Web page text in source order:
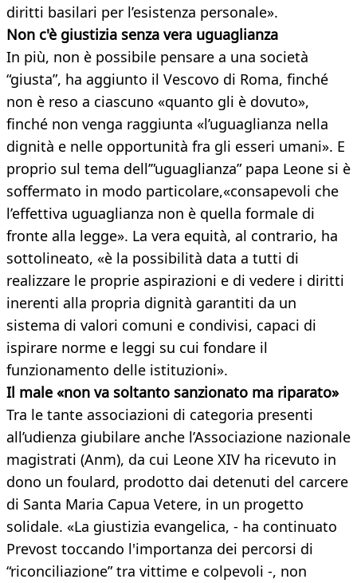
diritti basilari per l’esistenza personale».
Non c'è giustizia senza vera uguaglianza
In più, non è possibile pensare a una società
“giusta”, ha aggiunto il Vescovo di Roma, finché
non è reso a ciascuno «quanto gli è dovuto»,
finché non venga raggiunta «l’uguaglianza nella
dignità e nelle opportunità fra gli esseri umani». E
proprio sul tema dell’”uguaglianza” papa Leone si è
soffermato in modo particolare,«consapevoli che
l’effettiva uguaglianza non è quella formale di
fronte alla legge». La vera equità, al contrario, ha
sottolineato, «è la possibilità data a tutti di
realizzare le proprie aspirazioni e di vedere i diritti
inerenti alla propria dignità garantiti da un
sistema di valori comuni e condivisi, capaci di
ispirare norme e leggi su cui fondare il
funzionamento delle istituzioni».
Il male «non va soltanto sanzionato ma riparato»
Tra le tante associazioni di categoria presenti
all’udienza giubilare anche l’Associazione nazionale
magistrati (Anm), da cui Leone XIV ha ricevuto in
dono un foulard, prodotto dai detenuti del carcere
di Santa Maria Capua Vetere, in un progetto
solidale. «La giustizia evangelica, - ha continuato
Prevost toccando l'importanza dei percorsi di
“riconciliazione” tra vittime e colpevoli -, non